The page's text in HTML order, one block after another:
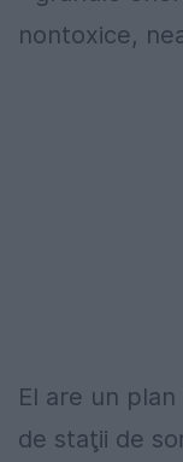
nontoxice,
El are un
de staţii de